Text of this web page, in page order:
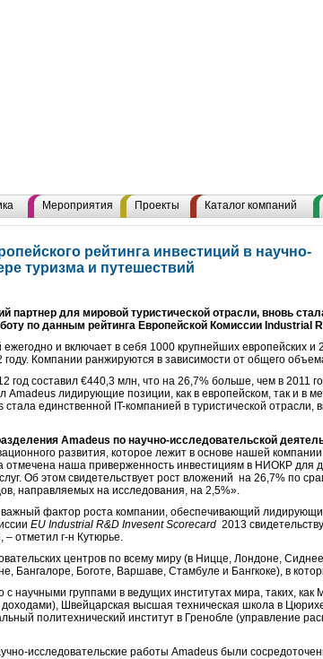
Мероприятия Проекты Каталог компаний
рейтинга инвестиций в научно-
туризма и путешествий
партнер для мировой туристической отрасли, вновь
по данным рейтинга Европейской Комиссии Industrial
ежегодно и включает в себя 1000 крупнейших европейских
Компании ранжируются в зависимости от общего
составил €440,3 млн, что на 26,7% больше, чем в 2011
Amadeus лидирующие позиции, как в европейском, так и в
единственной IT-компанией в туристической
Amadeus по научно-исследовательской
развития, которое лежит в основе нашей
отмечена наша приверженность инвестициям в НИОКР для
Об этом свидетельствует рост вложений на 26,7% по
направляемых на исследования, на 2,5%».
фактор роста компании, обеспечивающий
EU Industrial R&D Invesent Scorecard 2013
– отметил г-н Кутюрье.
центров по всему миру (в Ницце, Лондоне,
Бангалоре, Боготе, Варшаве, Стамбуле и Бангкоке), в
научными группами в ведущих институтах мира, таких, как
Швейцарская высшая техническая школа в
политехнический институт в Гренобле (управление
исследовательские работы Amadeus были